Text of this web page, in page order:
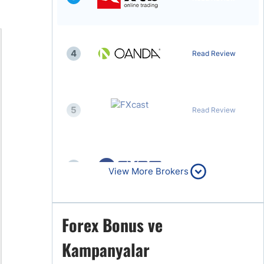
4 Read Review
5 Read Review
Read Review
7
View More Brokers
Forex Bonus ve
Kampanyalar